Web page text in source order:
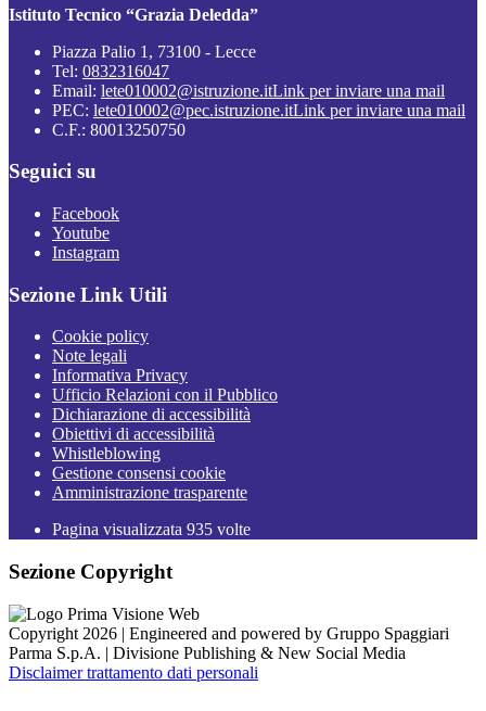
Istituto Tecnico “Grazia Deledda”
Piazza Palio 1, 73100 - Lecce
Tel: 0832316047
Email: lete010002@istruzione.itLink per inviare una mail
PEC: lete010002@pec.istruzione.itLink per inviare una mail
C.F.: 80013250750
Seguici su
Facebook
Youtube
Instagram
Sezione Link Utili
Cookie policy
Note legali
Informativa Privacy
Ufficio Relazioni con il Pubblico
Dichiarazione di accessibilità
Obiettivi di accessibilità
Whistleblowing
Gestione consensi cookie
Amministrazione trasparente
Pagina visualizzata 935 volte
Sezione Copyright
Copyright 2026 | Engineered and powered by Gruppo Spaggiari
Parma S.p.A. | Divisione Publishing & New Social Media
Disclaimer trattamento dati personali